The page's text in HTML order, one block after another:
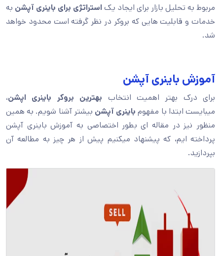
مربوط به تحلیل بازار برای ایجاد یک استراتژی برای باینری آپشن به
خدمات و قابلیت هایی که بروکر در نظر گرفته است محدود خواهد
شد.
آموزش باینری آپشن
برای درک بهتر اهمیت انتخاب بهترین بروکر باینری اپشن،
میبایست ابتدا با مفهوم باینری آپشن بیشتر آشنا شویم. به همین
منظور نیز در مقاله ای بطور اختصاصی به آموزش باینری آپشن
پرداخته ایم، که پیشنهاد میکنیم پیش از هر چیز به مطالعه آن
بپردازید.